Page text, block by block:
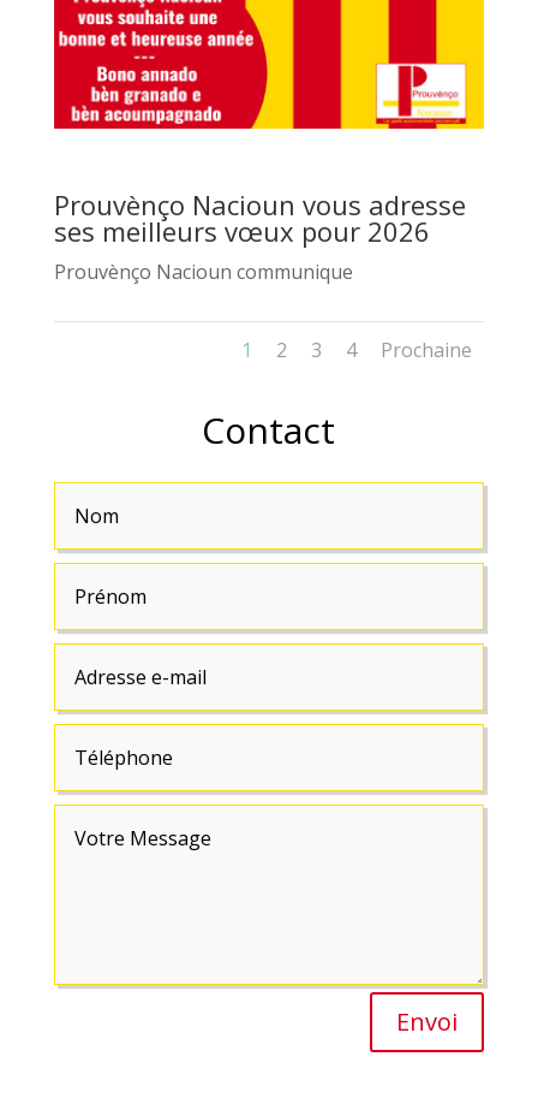
Prouvènço Nacioun vous adresse
ses meilleurs vœux pour 2026
Prouvènço Nacioun communique
1 2 3 4 Prochaine
Contact
Envoi